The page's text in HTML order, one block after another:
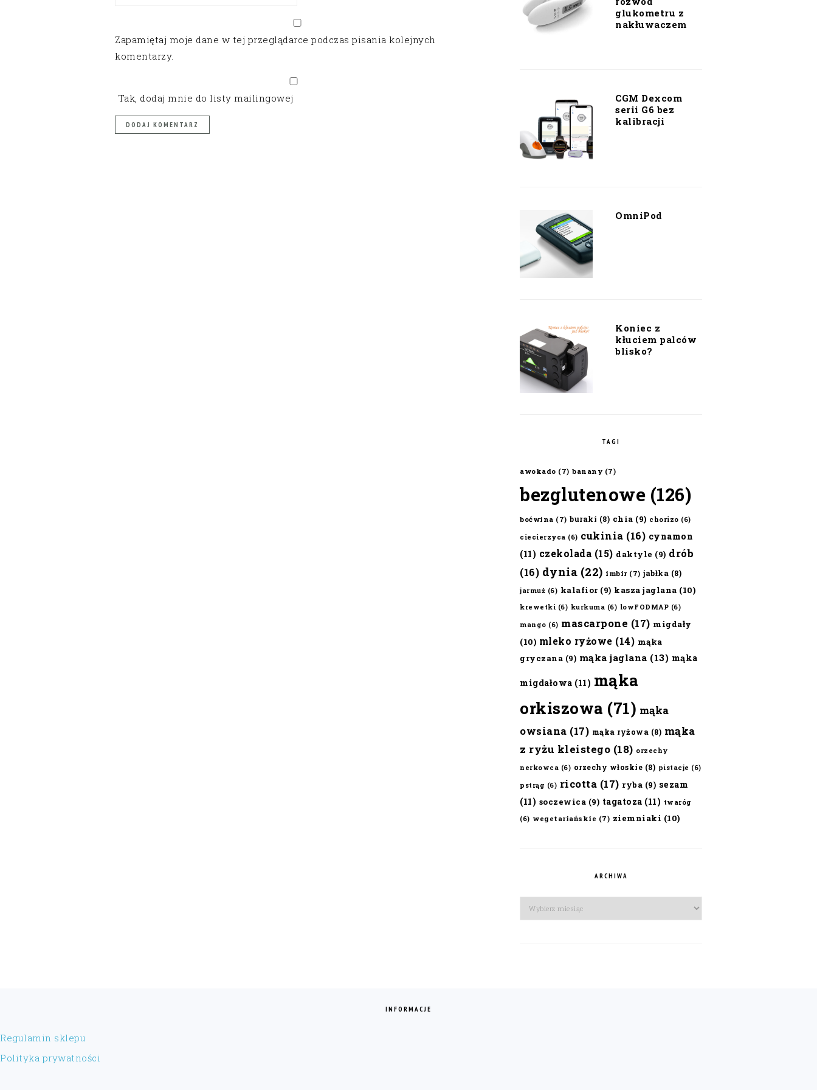
Zapamiętaj moje dane w tej przeglądarce podczas pisania kolejnych
komentarzy.
Tak, dodaj mnie do listy mailingowej
glukometru z
nakłuwaczem
CGM Dexcom
serii G6 bez
kalibracji
OmniPod
Koniec z
kłuciem palców
blisko?
TAGI
awokado (7) banany (7)
bezglutenowe (126)
boćwina (7) buraki (8) chia (9) chorizo (6)
ciecierzyca (6) cukinia (16) cynamon
(11) czekolada (15) daktyle (9) drób
(16) dynia (22) imbir (7) jabłka (8)
jarmuż (6) kalafior(9) kasza jaglana (10)
krewetki (6) kurkuma (6) lowFODMAP (6)
mango (6) mascarpone (17) migdały
(10) mleko ryżowe (14) mąka
gryczana (9) mąka jaglana (13) mąka
migdałowa (11) mąka
orkiszowa (71) mąka
owsiana (17) mąka ryżowa (8) mąka
z ryżu kleistego (18) orzechy
nerkowca (6) orzechy włoskie (8) pistacje (6)
pstrąg (6) ricotta (17) ryba (9) sezam
(11) soczewica (9) tagatoza (11) twaróg
(6) wegetariańskie (7) ziemniaki (10)
ARCHIWA
Archiwa
INFORMACJE
Regulamin sklepu
Polityka prywatności